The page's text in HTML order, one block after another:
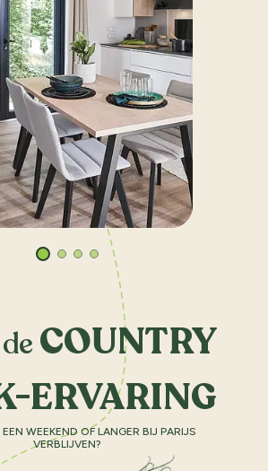
COUNTRY
ERVARING
WEEKEND OF LANGER BIJ PARIJS
VERBLIJVEN?